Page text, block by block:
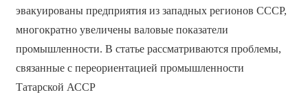
эвакуированы предприятия из западных регионов СССР,
многократно увеличены валовые показатели
промышленности. В статье рассматриваются проблемы,
связанные с переориентацией промышленности
Татарской АССР